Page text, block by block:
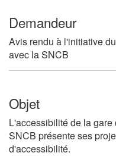
Demandeur
Avis rendu à l'initiative
avec la SNCB
Objet
L'accessibilité de la
SNCB présente ses
d'accessibilité.